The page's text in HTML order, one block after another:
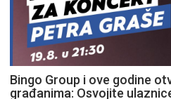
Bingo Group i ove godine
građanima: Osvojite